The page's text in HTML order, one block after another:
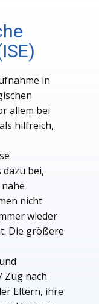
in
allem bei
hilfreich,
bei,
nicht
wieder
Die größere
Zug nach
Eltern, ihre